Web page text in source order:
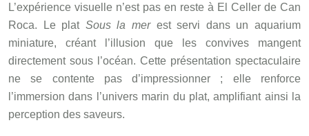
L’expérience visuelle n’est pas en reste à El Celler de Can
Roca. Le plat Sous la mer est servi dans un aquarium
miniature, créant l’illusion que les convives mangent
directement sous l’océan. Cette présentation spectaculaire
ne se contente pas d’impressionner ; elle renforce
l’immersion dans l’univers marin du plat, amplifiant ainsi la
perception des saveurs.